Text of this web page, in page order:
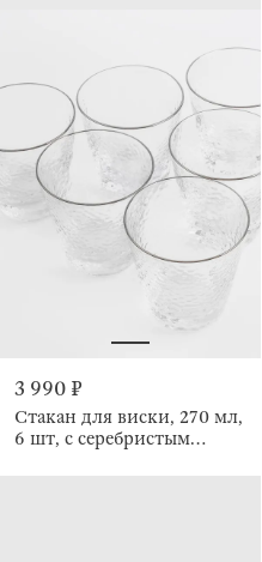
3 990 ₽
Стакан для виски, 270 мл,
6 шт, с серебристым